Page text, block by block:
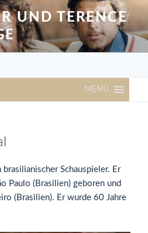
UND TERENCE
MENU
brasilianischer Schauspieler. Er
Paulo (Brasilien) geboren und
(Brasilien). Er wurde 60 Jahre